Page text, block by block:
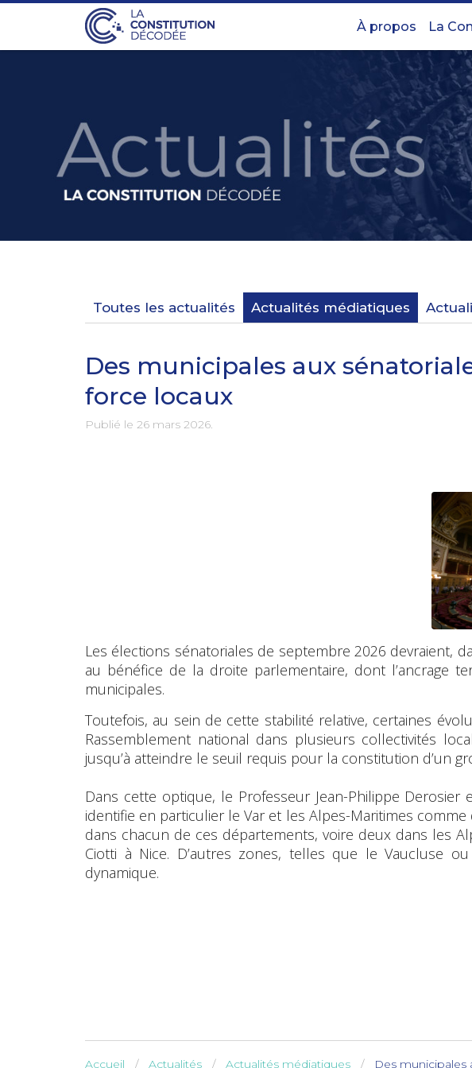
À propos La
Toutes les actualités Actualités médiatiques
Des municipales aux
force locaux
Publié le 26 mars 2026.
Les élections sénatoriales de septembre 2026 devraient,
au bénéfice de la droite parlementaire, dont l’ancrage
municipales.
Toutefois, au sein de cette stabilité relative, certaines
Rassemblement national dans plusieurs collectivités
jusqu’à atteindre le seuil requis pour la constitution d’un
Dans cette optique, le Professeur Jean-Philippe Derosier
identifie en particulier le Var et les Alpes-Maritimes
dans chacun de ces départements, voire deux dans les
Ciotti à Nice. D’autres zones, telles que le Vaucluse
dynamique.
Accueil Actualités Actualités médiatiques Des municipales